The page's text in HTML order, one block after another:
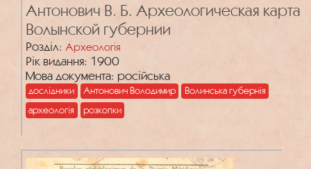
Антонович В. Б. Археологическая карта
Волынской губернии
Розділ: Археологія
Рік видання: 1900
Мова документа: російська
дослідники Антонович Володимир
Волинська губернія
археологія
розкопки